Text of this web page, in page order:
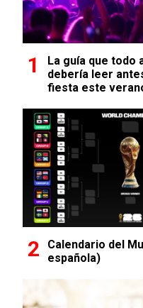
La guía que todo
debería leer
fiesta este
Calendario del
española)